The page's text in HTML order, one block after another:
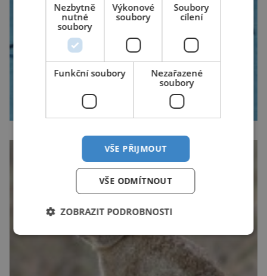
Nezbytně
nutné
soubory
Výkonové
soubory
Soubory
cílení
Funkční soubory
Nezařazené
soubory
VŠE PŘIJMOUT
VŠE ODMÍTNOUT
ZOBRAZIT PODROBNOSTI